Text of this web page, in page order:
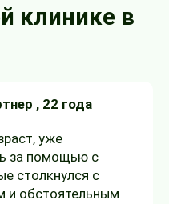
клинике в
, 22 года
уже
за помощью с
столкнулся с
и обстоятельным